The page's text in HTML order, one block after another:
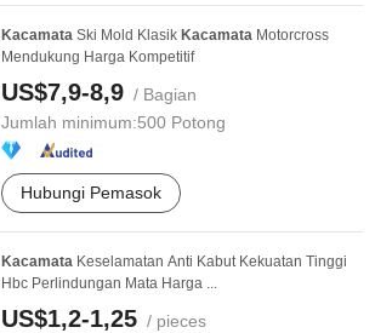
Kacamata Ski Mold Klasik Kacamata Motorcross
Mendukung Harga Kompetitif
US$7,9-8,9 / Bagian
Jumlah minimum:500 Potong
Hubungi Pemasok
Kacamata Keselamatan Anti Kabut Kekuatan Tinggi
Hbc Perlindungan Mata Harga ...
US$1,2-1,25 / pieces